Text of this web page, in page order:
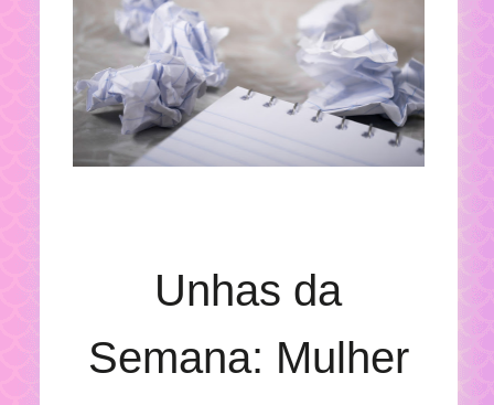
Unhas da
Semana: Mulher